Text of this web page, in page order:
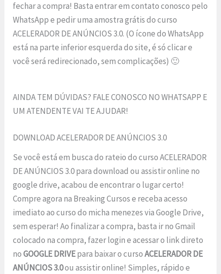
fechar a compra! Basta entrar em contato conosco pelo
WhatsApp e pedir uma amostra grátis do curso
ACELERADOR DE ANÚNCIOS 3.0. (O ícone do WhatsApp
está na parte inferior esquerda do site, é só clicar e
você será redirecionado, sem complicações) 🙂
AINDA TEM DÚVIDAS? FALE CONOSCO NO WHATSAPP E
UM ATENDENTE VAI TE AJUDAR!
DOWNLOAD ACELERADOR DE ANÚNCIOS 3.0
Se você está em busca do rateio do curso ACELERADOR
DE ANÚNCIOS 3.0 para download ou assistir online no
google drive, acabou de encontrar o lugar certo!
Compre agora na Breaking Cursos e receba acesso
imediato ao curso do micha menezes via Google Drive,
sem esperar! Ao finalizar a compra, basta ir no Gmail
colocado na compra, fazer login e acessar o link direto
noGOOGLE DRIVEpara baixar o cursoACELERADOR DE
ANÚNCIOS 3.0ou assistir online! Simples, rápido e